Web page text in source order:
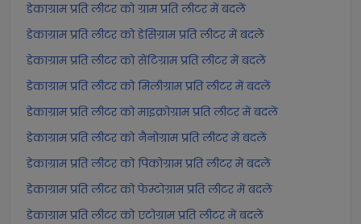
डेकाग्राम प्रति लीटर को ग्राम प्रति लीटर में बदलें
डेकाग्राम प्रति लीटर को डेसिग्राम प्रति लीटर में बदलें
डेकाग्राम प्रति लीटर को सेंटिग्राम प्रति लीटर में बदलें
डेकाग्राम प्रति लीटर को मिलीग्राम प्रति लीटर में बदलें
डेकाग्राम प्रति लीटर को माइक्रोग्राम प्रति लीटर में बदलें
डेकाग्राम प्रति लीटर को नैनोग्राम प्रति लीटर में बदलें
डेकाग्राम प्रति लीटर को पिकोग्राम प्रति लीटर में बदलें
डेकाग्राम प्रति लीटर को फेम्टोग्राम प्रति लीटर में बदलें
डेकाग्राम प्रति लीटर को एटोग्राम प्रति लीटर में बदलें